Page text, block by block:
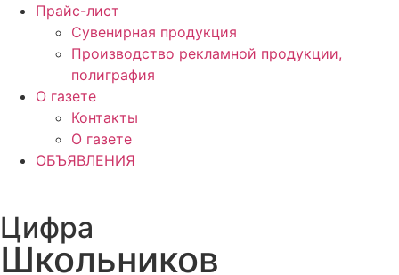
Прайс-лист
Сувенирная продукция
Производство рекламной продукции,
полиграфия
О газете
Контакты
О газете
ОБЪЯВЛЕНИЯ
Цифра
Школьников